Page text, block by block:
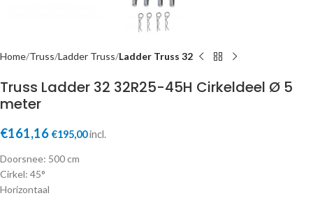
Home Truss Ladder Truss Ladder Truss 32
Truss Ladder 32 32R25-45H Cirkeldeel Ø 5
meter
€161,16 €195,00incl.
Doorsnee: 500 cm
Cirkel: 45°
Horizontaal